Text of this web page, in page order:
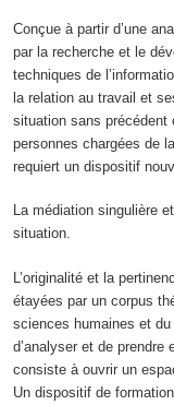
Conçue à partir d’une
par la recherche et le
techniques de
la relation au travail et
situation sans précédent
personnes chargées de
requiert un dispositif
La médiation singulière
situation.
L’originalité et la
étayées par un corpus
sciences humaines et
d’analyser et de
consiste à ouvrir un
Un dispositif de